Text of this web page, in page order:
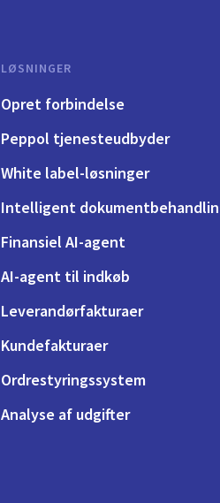
LØSNINGER
Opret forbindelse
Peppol tjenesteudbyder
White label-løsninger
Intelligent
Finansiel AI-agent
AI-agent til indkøb
Leverandørfakturaer
Kundefakturaer
Ordrestyringssystem
Analyse af udgifter